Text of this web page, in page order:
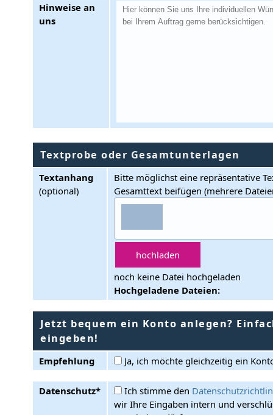
Hinweise an
uns
Textprobe oder Gesamtunterlagen
Textanhang
(optional)
Bitte möglichst eine repräsentative
Gesamttext beifügen (mehrere
noch keine Datei hochgeladen
Hochgeladene Dateien:
Jetzt bequem ein Konto anlegen?
eingeben!
Empfehlung Ja, ich möchte gleichzeitig ein
Datenschutz* Ich stimme den
wir Ihre Eingaben intern und